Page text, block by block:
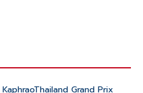
Grand Prix